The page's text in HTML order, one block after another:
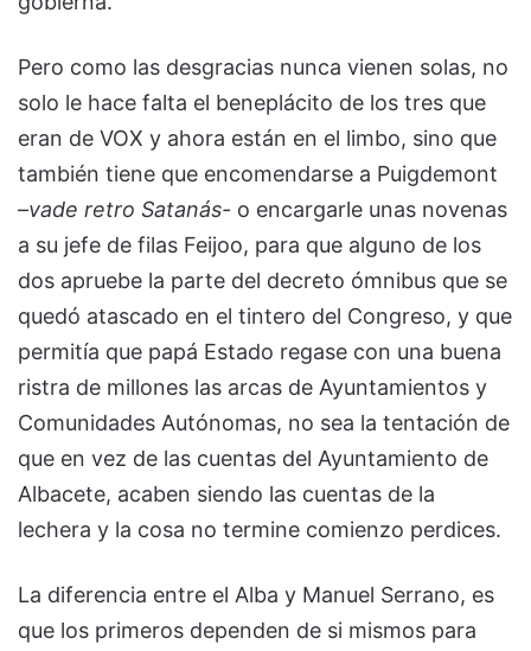
Pero como las desgracias nunca vienen solas, no
solo le hace falta el beneplácito de los tres que
eran de VOX y ahora están en el limbo, sino que
también tiene que encomendarse a Puigdemont
–vade retro Satanás- o encargarle unas novenas
a su jefe de filas Feijoo, para que alguno de los
dos apruebe la parte del decreto ómnibus que se
quedó atascado en el tintero del Congreso, y que
permitía que papá Estado regase con una buena
ristra de millones las arcas de Ayuntamientos y
Comunidades Autónomas, no sea la tentación de
que en vez de las cuentas del Ayuntamiento de
Albacete, acaben siendo las cuentas de la
lechera y la cosa no termine comienzo perdices.
La diferencia entre el Alba y Manuel Serrano, es
que los primeros dependen de si mismos para